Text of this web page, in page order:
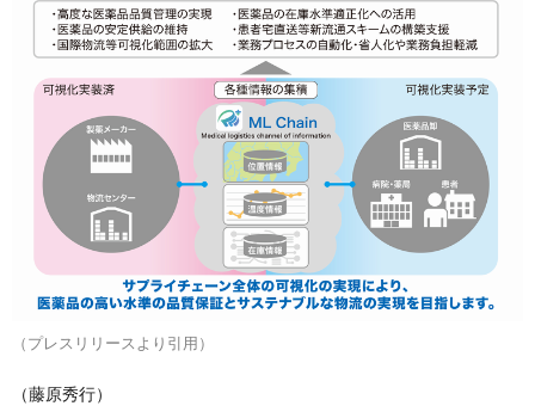
（プレスリリースより引用）
（藤原秀行）